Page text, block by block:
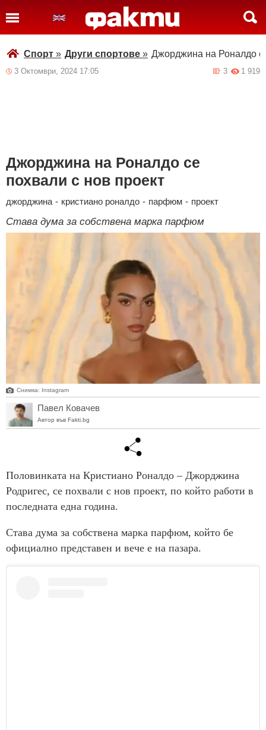
Спорт » Други спортове » Джорджина на Роналдо
3 Октомври, 2024 17:05 1 919
3
Джорджина на Роналдо се
похвали с нов проект
джорджина - кристиано роналдо - парфюм - проект
Става дума за собствена марка парфюм
Снимка: Instagram
Павел Ковачев
Автор във Fakti.bg
Половинката на Кристиано Роналдо – Джорджина
Родригес, се похвали с нов проект, по който работи в
последната една година.
Става дума за собствена марка парфюм, който бе
официално представен и вече е на пазара.